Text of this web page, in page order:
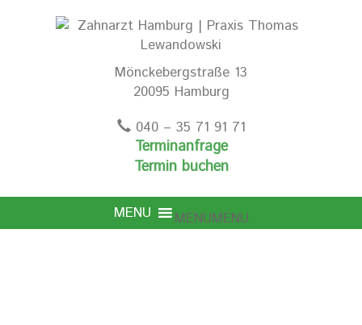
Mönckebergstraße 13
20095 Hamburg
040 – 35 71 91 71
Terminanfrage
Termin buchen
MENUMENU